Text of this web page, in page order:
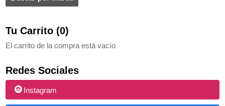
Tu Carrito (0)
El carrito de la compra está vacío
Redes Sociales
Instagram